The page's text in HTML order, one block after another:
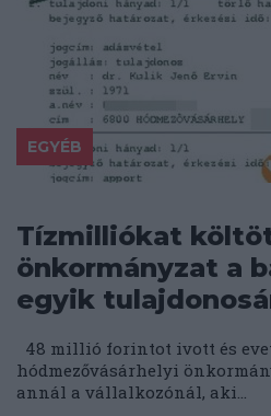
EGYÉB
Tízmilliókat
önkormányzat a
egyik
48 millió forintot ivott és
hódmezővásárhelyi
annál a vállalkozónál, aki...